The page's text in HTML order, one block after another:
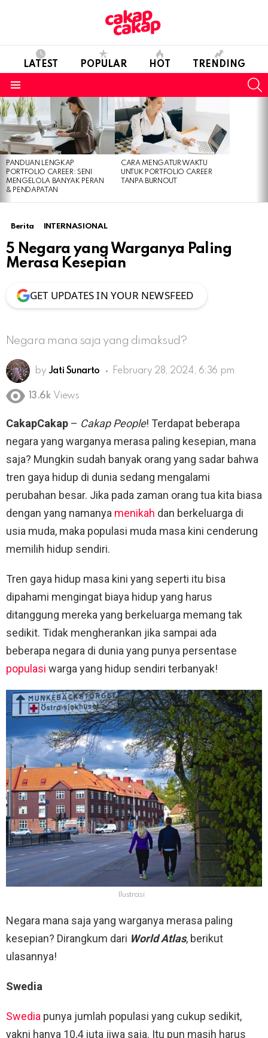
LATEST POPULAR HOT TRENDING
LATEST
STORIES
PANDUAN LENGKAP
PORTFOLIO CAREER: SENI
MENGELOLA BANYAK PERAN
& PENDAPATAN
CARA MENGATUR WAKTU
UNTUK PORTFOLIO CAREER
TANPA BURNOUT
Berita INTERNASIONAL
5 Negara yang Warganya Paling
Merasa Kesepian
GET UPDATES IN YOUR NEWSFEED
Negara mana saja yang dimaksud?
by Jati Sunarto February 28, 2024, 6:36 pm
13.6k Views
CakapCakap – Cakap People! Terdapat beberapa
negara yang warganya merasa paling kesepian, mana
saja? Mungkin sudah banyak orang yang sadar bahwa
tren gaya hidup di dunia sedang mengalami
perubahan besar. Jika pada zaman orang tua kita biasa
dengan yang namanya menikah dan berkeluarga di
usia muda, maka populasi muda masa kini cenderung
memilih hidup sendiri.
Tren gaya hidup masa kini yang seperti itu bisa
dipahami mengingat biaya hidup yang harus
ditanggung mereka yang berkeluarga memang tak
sedikit. Tidak mengherankan jika sampai ada
beberapa negara di dunia yang punya persentase
populasi warga yang hidup sendiri terbanyak!
Ilustrasi
Negara mana saja yang warganya merasa paling
kesepian? Dirangkum dari World Atlas, berikut
ulasannya!
Swedia
Swedia punya jumlah populasi yang cukup sedikit,
yakni hanya 10,4 juta jiwa saja. Itu pun masih harus